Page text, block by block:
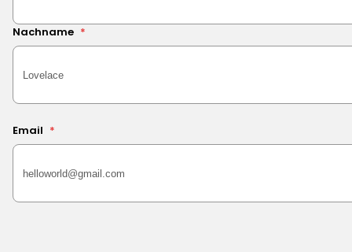
Nachname *
Email *